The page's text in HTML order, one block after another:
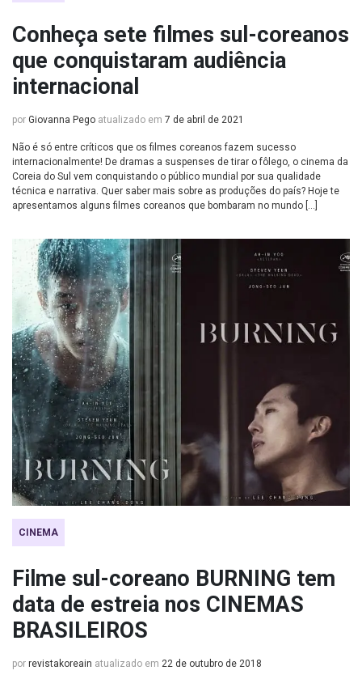
Conheça sete filmes sul-coreanos
que conquistaram audiência
internacional
por Giovanna Pego atualizado em 7 de abril de 2021
Não é só entre críticos que os filmes coreanos fazem sucesso
internacionalmente! De dramas a suspenses de tirar o fôlego, o cinema da
Coreia do Sul vem conquistando o público mundial por sua qualidade
técnica e narrativa. Quer saber mais sobre as produções do país? Hoje te
apresentamos alguns filmes coreanos que bombaram no mundo […]
CINEMA
Filme sul-coreano BURNING tem
data de estreia nos CINEMAS
BRASILEIROS
por revistakoreain atualizado em 22 de outubro de 2018